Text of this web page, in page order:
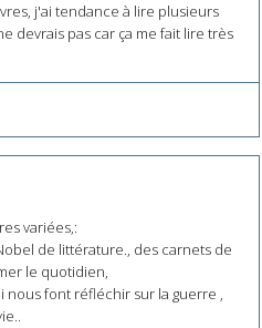
j'ai tendance à lire plusieurs
devrais pas car ça me fait lire très
variées,:
de littérature., des carnets de
le quotidien,
nous font réfléchir sur la guerre ,